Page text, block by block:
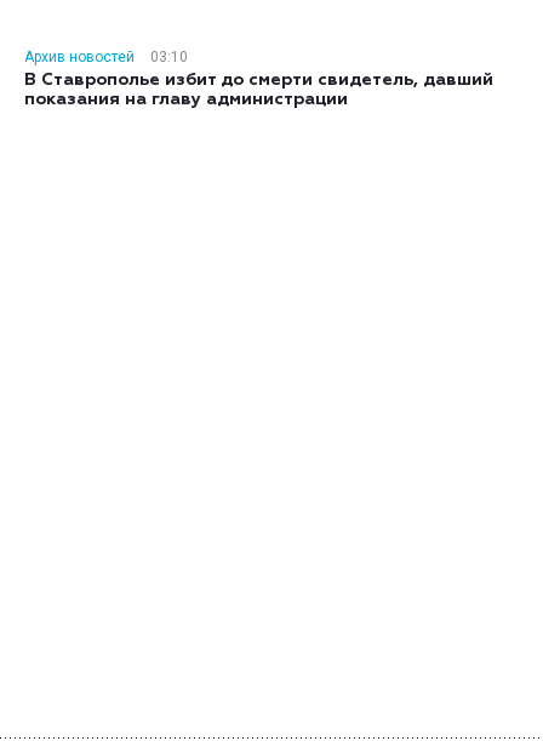
Архив новостей
03:10
В Ставрополье избит до смерти свидетель, давший
показания на главу администрации